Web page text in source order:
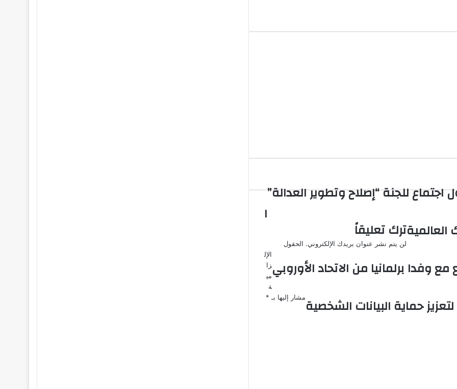
اجتماع للجنة “إصلاح وتطوير العدالة”
العالمية
وفدا برلمانيا من الاتحاد الأوروبي
حماية البيانات الشخصية
ا
ترك تعليقاً
لن يتم نشر عنوان بريدك الإلكتروني. الحقول
الإل
زا
مي
ة
مشار إليها بـ *